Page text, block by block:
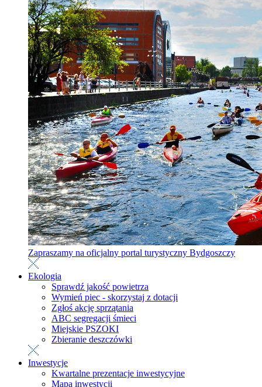
Zapraszamy na oficjalny portal turystyczny Bydgoszczy
Ekologia
Sprawdź jakość powietrza
Wymień piec - skorzystaj z dotacji
Zgłoś akcję sprzątania
ABC segregacji śmieci
Miejskie PSZOKI
Zbieranie deszczówki
Inwestycje
Kwartalne prezentacje inwestycyjne
Mapa inwestycji